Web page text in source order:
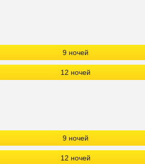
9 ночей
12 ночей
9 ночей
12 ночей